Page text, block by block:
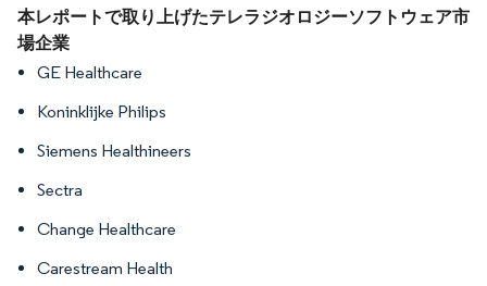
画像 © Mordor Intelligence。再利用にはCC BY 4.0の表示が必要です。
本レポートで取り上げたテレラジオロジーソフトウェア市
場企業
GE Healthcare
Koninklijke Philips
Siemens Healthineers
Sectra
Change Healthcare
Carestream Health